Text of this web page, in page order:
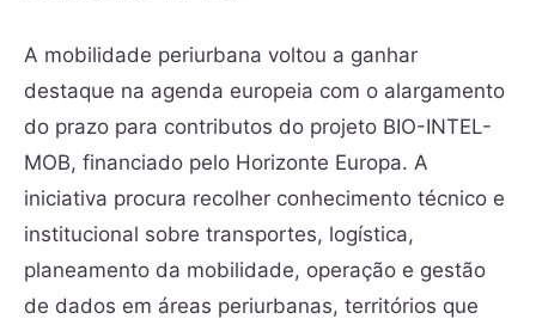
A mobilidade periurbana voltou a ganhar
destaque na agenda europeia com o alargamento
do prazo para contributos do projeto BIO-INTEL-
MOB, financiado pelo Horizonte Europa. A
iniciativa procura recolher conhecimento técnico e
institucional sobre transportes, logística,
planeamento da mobilidade, operação e gestão
de dados em áreas periurbanas, territórios que